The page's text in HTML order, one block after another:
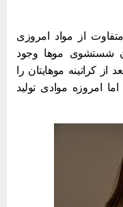
از مواد امروزی
مو، تا ۷۲ امکان شستشوی موها وجود
نداشتید تا ۳ روز بعد از کراتینه موهایتان را
امروزه موادی تولید